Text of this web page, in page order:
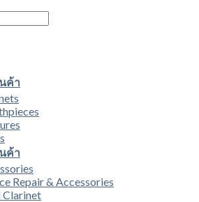
ค้า
ค้า
Repair & Accessories
Clarinet